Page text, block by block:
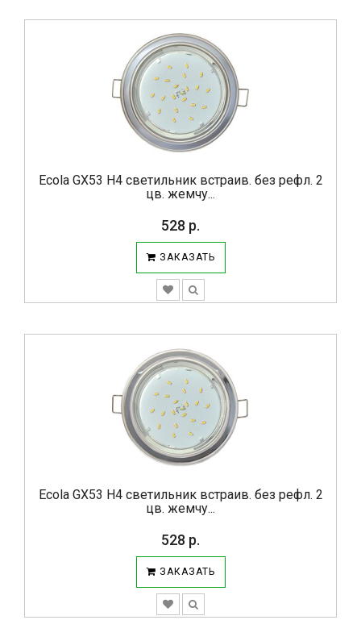
Ecola GX53 H4 светильник встраив. без рефл. 2
цв. жемчу...
528 р.
ЗАКАЗАТЬ
Ecola GX53 H4 светильник встраив. без рефл. 2
цв. жемчу...
528 р.
ЗАКАЗАТЬ